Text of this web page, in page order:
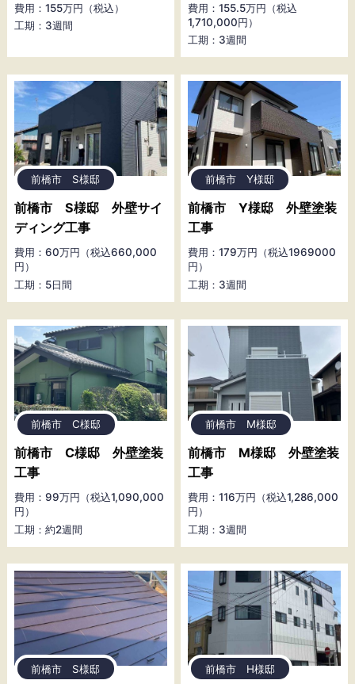
費用：155万円（税込）
工期：3週間
費用：155.5万円（税込
1,710,000円）
工期：3週間
前橋市 S様邸
前橋市 S様邸 外壁サイ
ディング工事
費用：60万円（税込660,000
円）
工期：5日間
前橋市 Y様邸
前橋市 Y様邸 外壁塗装
工事
費用：179万円（税込1969000
円）
工期：3週間
前橋市 C様邸
前橋市 C様邸 外壁塗装
工事
費用：99万円（税込1,090,000
円）
工期：約2週間
前橋市 M様邸
前橋市 M様邸 外壁塗装
工事
費用：116万円（税込1,286,000
円）
工期：3週間
前橋市 S様邸 前橋市 H様邸